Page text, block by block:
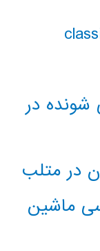
در
در متلب
ماشین